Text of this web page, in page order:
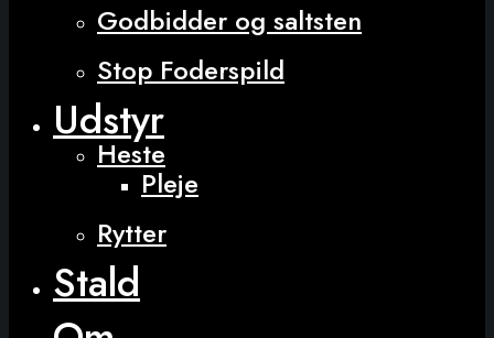
Godbidder og saltsten
Stop Foderspild
Udstyr
Heste
Pleje
Rytter
Stald